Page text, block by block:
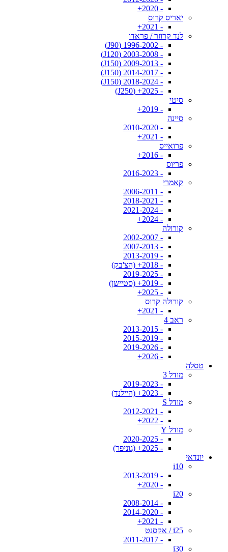
- 2020+
יאריס קרוס
- 2021+
לנד קרוזר / פראדו
- 1996-2002 (J90)
- 2003-2008 (J120)
- 2009-2013 (J150)
- 2014-2017 (J150)
- 2018-2024 (J150)
- 2025+ (J250)
סיטי
- 2019+
סיינה
- 2010-2020
- 2021+
פרואייס
- 2016+
פריוס
- 2016-2023
קאמרי
- 2006-2011
- 2018-2021
- 2021-2024
- 2024+
קורולה
- 2002-2007
- 2007-2013
- 2013-2019
- 2018+ (הצ'בק)
- 2019-2025
- 2019+ (סטיישן)
- 2025+
קורולה קרוס
- 2021+
ראב 4
- 2013-2015
- 2015-2019
- 2019-2026
- 2026+
טסלה
מודל 3
- 2019-2023
- 2023+ (היילנד)
מודל S
- 2012-2021
- 2022+
מודל Y
- 2020-2025
- 2025+ (גוניפר)
יונדאי
i10
- 2013-2019
- 2020+
i20
- 2008-2014
- 2014-2020
- 2021+
i25 / אקסנט
- 2011-2017
i30